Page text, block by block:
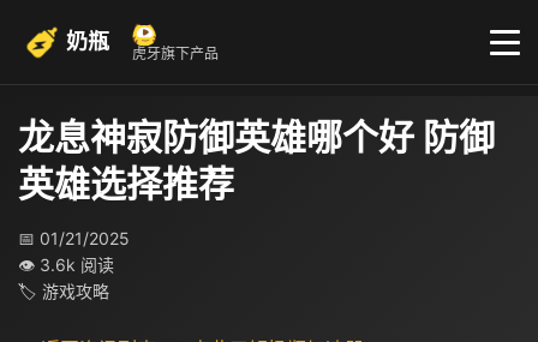
奶瓶 虎牙旗下产品
龙息神寂防御英雄哪个好 防御
英雄选择推荐
📅 01/21/2025
👁 3.6k 阅读
🏷 游戏攻略